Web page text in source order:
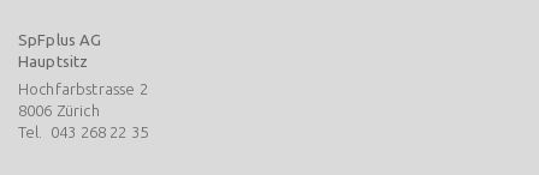
SpFplus AG
Hauptsitz
Hochfarbstrasse 2
8006 Zürich
Tel.
043 268 22 35